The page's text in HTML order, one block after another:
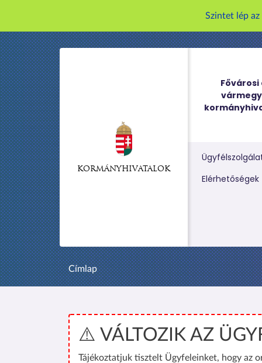
Szintet lép
KORMÁNYHIVATALOK
Fővárosi
Kereső
Elérhetőségek
Címlap
⚠️ VÁLTOZIK AZ
Tájékoztatjuk tisztelt Ügyfeleinket, hogy az